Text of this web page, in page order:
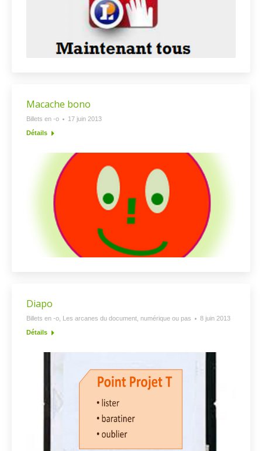
Macache bono
Billets en -o
17 juin 2013
Détails
Diapo
Billets en -o Les arcanes du document, numérique ou pas
8 juin 2013
Détails